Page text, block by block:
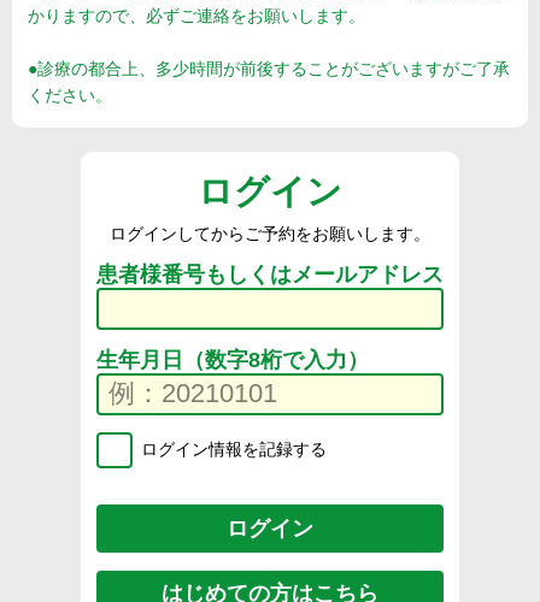
かりますので、必ずご連絡をお願いします。
●診療の都合上、多少時間が前後することがございますがご了承
ください。
ログイン
ログインしてからご予約をお願いします。
患者様番号もしくはメールアドレス
生年月日（数字8桁で入力）
ログイン情報を記録する
はじめての方はこちら